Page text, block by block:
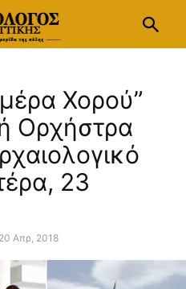
Χορού”
Ορχήστρα
23
Απρ, 2018